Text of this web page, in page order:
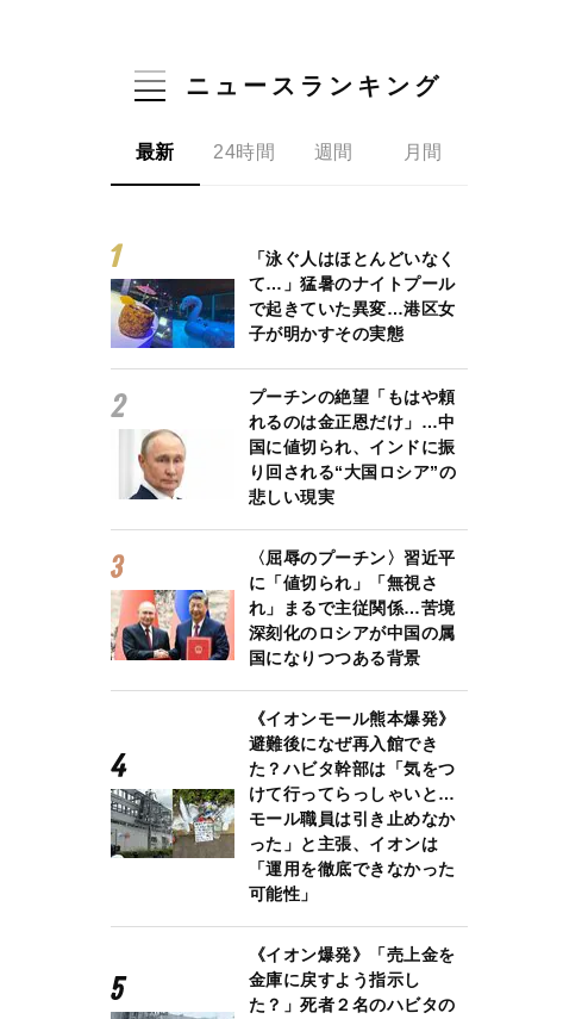
ニュースランキング
最新 24時間 週間 月間
「泳ぐ人はほとんどいなく
て…」猛暑のナイトプール
で起きていた異変…港区女
子が明かすその実態
プーチンの絶望「もはや頼
れるのは金正恩だけ」…中
国に値切られ、インドに振
り回される“大国ロシア”の
悲しい現実
〈屈辱のプーチン〉習近平
に「値切られ」「無視さ
れ」まるで主従関係…苦境
深刻化のロシアが中国の属
国になりつつある背景
《イオンモール熊本爆発》
避難後になぜ再入館でき
た？ハビタ幹部は「気をつ
けて行ってらっしゃいと…
モール職員は引き止めなか
った」と主張、イオンは
「運用を徹底できなかった
可能性」
《イオン爆発》「売上金を
金庫に戻すよう指示し
た？」死者２名のハビタの